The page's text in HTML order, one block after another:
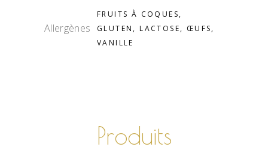
Allergènes
FRUITS À COQUES,
GLUTEN, LACTOSE, ŒUFS,
VANILLE
Produits